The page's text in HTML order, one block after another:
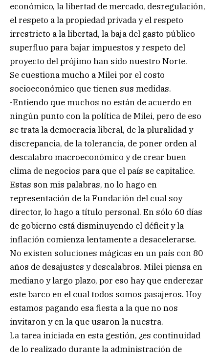
económico, la libertad de mercado, desregulación,
el respeto a la propiedad privada y el respeto
irrestricto a la libertad, la baja del gasto público
superfluo para bajar impuestos y respeto del
proyecto del prójimo han sido nuestro Norte.
Se cuestiona mucho a Milei por el costo
socioeconómico que tienen sus medidas.
-Entiendo que muchos no están de acuerdo en
ningún punto con la política de Milei, pero de eso
se trata la democracia liberal, de la pluralidad y
discrepancia, de la tolerancia, de poner orden al
descalabro macroeconómico y de crear buen
clima de negocios para que el país se capitalice.
Estas son mis palabras, no lo hago en
representación de la Fundación del cual soy
director, lo hago a título personal. En sólo 60 días
de gobierno está disminuyendo el déficit y la
inflación comienza lentamente a desacelerarse.
No existen soluciones mágicas en un país con 80
años de desajustes y descalabros. Milei piensa en
mediano y largo plazo, por eso hay que enderezar
este barco en el cual todos somos pasajeros. Hoy
estamos pagando esa fiesta a la que no nos
invitaron y en la que usaron la nuestra.
La tarea iniciada en esta gestión, ¿es continuidad
de lo realizado durante la administración de